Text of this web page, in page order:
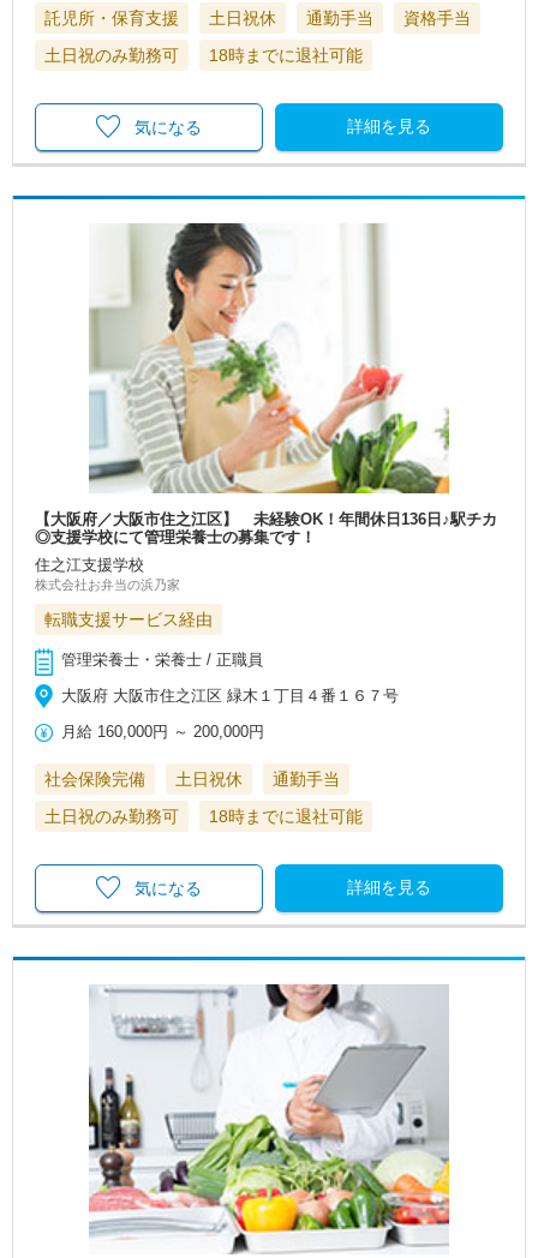
託児所・保育支援 土日祝休 通勤手当
資格手当
土日祝のみ勤務可
18時までに退社可能
詳細を見る
気になる
【大阪府／大阪市住之江区】 未経験OK！年間休日136日♪駅チカ
◎支援学校にて管理栄養士の募集です！
住之江支援学校
株式会社お弁当の浜乃家
転職支援サービス経由
管理栄養士・栄養士 / 正職員
大阪府 大阪市住之江区 緑木１丁目４番１６７号
月給 160,000円 ～200,000円
社会保険完備 土日祝休
通勤手当
土日祝のみ勤務可
18時までに退社可能
詳細を見る
気になる